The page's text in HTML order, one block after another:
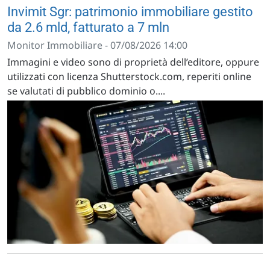
Invimit Sgr: patrimonio immobiliare gestito
da 2.6 mld, fatturato a 7 mln
Monitor Immobiliare - 07/08/2026 14:00
Immagini e video sono di proprietà dell’editore, oppure
utilizzati con licenza Shutterstock.com, reperiti online
se valutati di pubblico dominio o....